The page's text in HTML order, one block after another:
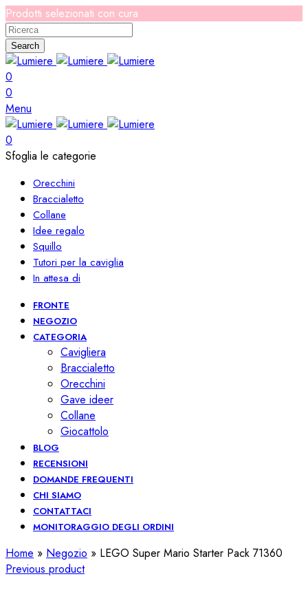
Prodotti selezionati con cura
Search
0
0
Menu
0
Sfoglia le categorie
Orecchini
Braccialetto
Collane
Idee regalo
Squillo
Tutori per la caviglia
In attesa di
FRONTE
NEGOZIO
CATEGORIA
Cavigliera
Braccialetto
Orecchini
Gave ideer
Collane
Giocattolo
BLOG
RECENSIONI
DOMANDE FREQUENTI
CHI SIAMO
CONTATTACI
MONITORAGGIO DEGLI ORDINI
Home » Negozio » LEGO Super Mario Starter Pack 71360
Previous product